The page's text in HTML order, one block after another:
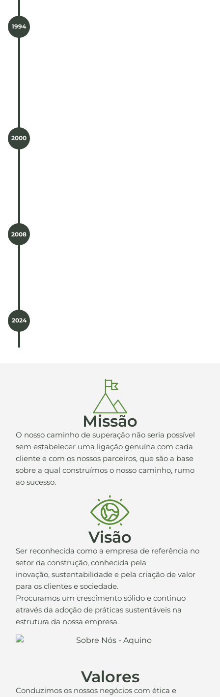
1994
2000
2008
2024
Missão
O nosso caminho de superação não seria possível
sem estabelecer uma ligação genuína com cada
cliente e com os nossos parceiros, que são a base
sobre a qual construímos o nosso caminho, rumo
ao sucesso.
Visão
Ser reconhecida como a empresa de referência no
setor da construção, conhecida pela
inovação, sustentabilidade e pela criação de valor
para os clientes e sociedade.
Procuramos um crescimento sólido e continuo
através da adoção de práticas sustentáveis na
estrutura da nossa empresa.
Valores
Conduzimos os nossos negócios com ética e